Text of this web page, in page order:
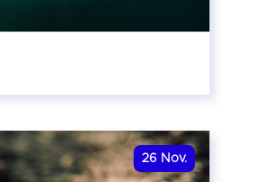
26 Nov.